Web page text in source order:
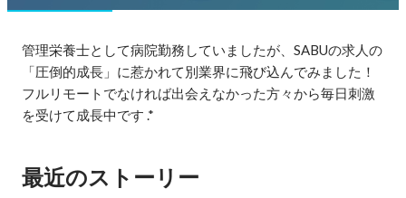
管理栄養士として病院勤務していましたが、SABUの求人の
「圧倒的成長」に惹かれて別業界に飛び込んでみました！
フルリモートでなければ出会えなかった方々から毎日刺激
を受けて成長中です .*
最近のストーリー